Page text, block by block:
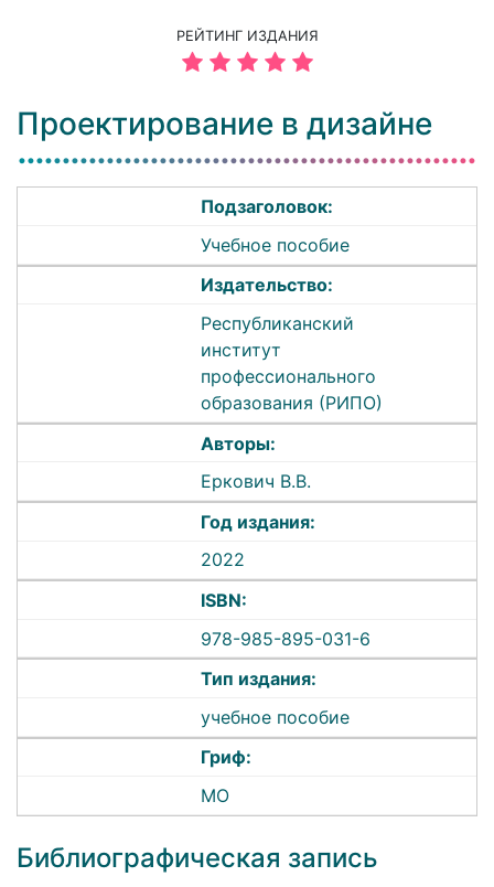
РЕЙТИНГ ИЗДАНИЯ
Проектирование в дизайне
Подзаголовок:
Учебное пособие
Издательство:
Республиканский
институт
профессионального
образования (РИПО)
Авторы:
Еркович В.В.
Год издания:
2022
ISBN:
978-985-895-031-6
Тип издания:
учебное пособие
Гриф:
МО
Библиографическая запись